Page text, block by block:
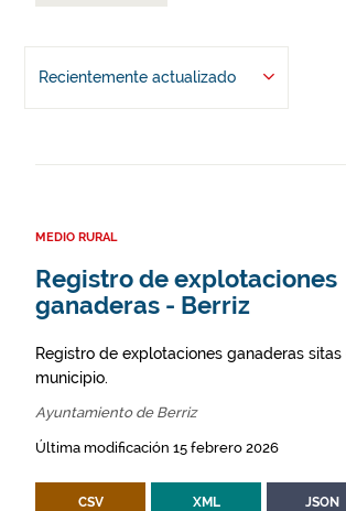
Recientemente actualizado
MEDIO RURAL
Registro de explotaciones
ganaderas - Berriz
Registro de explotaciones ganaderas sitas
municipio.
Ayuntamiento de Berriz
Última modificación 15 febrero 2026
CSV XML JSON